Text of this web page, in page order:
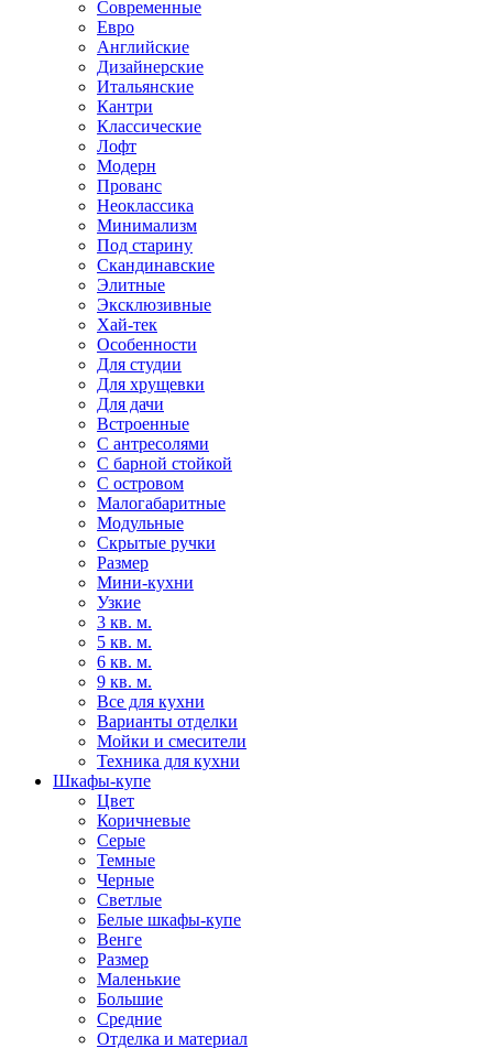
Современные
Евро
Английские
Дизайнерские
Итальянские
Кантри
Классические
Лофт
Модерн
Прованс
Неоклассика
Минимализм
Под старину
Скандинавские
Элитные
Эксклюзивные
Хай-тек
Особенности
Для студии
Для хрущевки
Для дачи
Встроенные
С антресолями
С барной стойкой
С островом
Малогабаритные
Модульные
Скрытые ручки
Размер
Мини-кухни
Узкие
3 кв. м.
5 кв. м.
6 кв. м.
9 кв. м.
Все для кухни
Варианты отделки
Мойки и смесители
Техника для кухни
Шкафы-купе
Цвет
Коричневые
Серые
Темные
Черные
Светлые
Белые шкафы-купе
Венге
Размер
Маленькие
Большие
Средние
Отделка и материал